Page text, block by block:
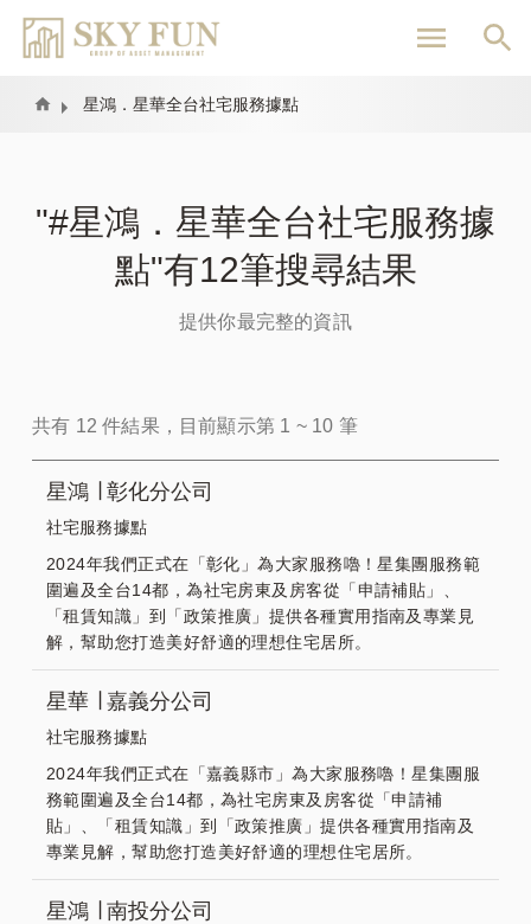
內
Home 星鴻．星華全台社宅服務據點
"#星鴻．星華全台社宅服務據
點"有12筆搜尋結果
提供你最完整的資訊
共有 12 件結果，目前顯示第 1 ~ 10 筆
星鴻 ∣ 彰化分公司
社宅服務據點
2024年我們正式在「彰化」為大家服務嚕！星集團服務範
圍遍及全台14都，為社宅房東及房客從「申請補貼」、
「租賃知識」到「政策推廣」提供各種實用指南及專業見
解，幫助您打造美好舒適的理想住宅居所。
星華 ∣ 嘉義分公司
社宅服務據點
2024年我們正式在「嘉義縣市」為大家服務嚕！星集團服
務範圍遍及全台14都，為社宅房東及房客從「申請補
貼」、「租賃知識」到「政策推廣」提供各種實用指南及
專業見解，幫助您打造美好舒適的理想住宅居所。
星鴻 ∣ 南投分公司